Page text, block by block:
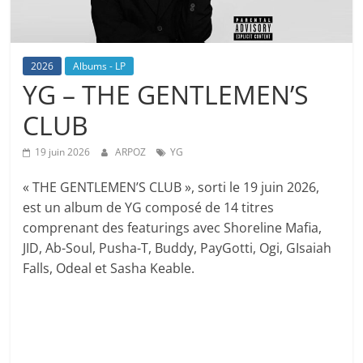
2026 Albums - LP
YG – THE GENTLEMEN’S
CLUB
19 juin 2026 ARPOZ YG
« THE GENTLEMEN’S CLUB », sorti le 19 juin 2026,
est un album de YG composé de 14 titres
comprenant des featurings avec Shoreline Mafia,
JID, Ab-Soul, Pusha-T, Buddy, PayGotti, Ogi, GIsaiah
Falls, Odeal et Sasha Keable.